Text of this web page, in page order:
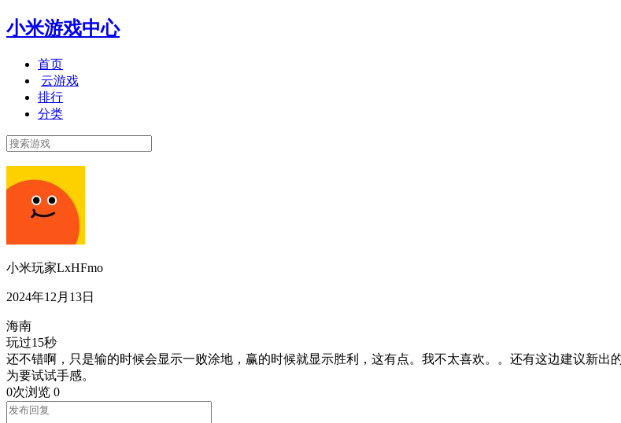
小米游戏中心
首页
云游戏
排行
分类
小米玩家LxHFmo
2024年12月13日
海南
玩过15秒
还不错啊，只是输的时候会显示一败涂地，赢的时候就显示胜利，这有点。我不太喜欢。。还有这边建议新
为要试试手感。
0次浏览 0